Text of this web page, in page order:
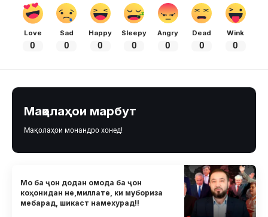
Love
0
Sad
0
Happy
0
Sleepy
0
Angry
0
Dead
0
Wink
0
Мақолаҳои марбут
Мақолаҳои монандро хонед!
Мо ба ҷон додан омода ба ҷон
коҳонидан не,миллате, ки мубориза
мебарад, шикаст намехурад!!